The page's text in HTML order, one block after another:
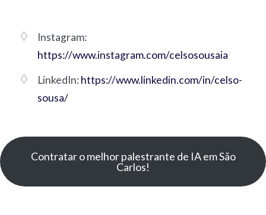
Instagram:
https://www.instagram.com/celsosousaia
LinkedIn:https://www.linkedin.com/in/celso-
sousa/
Contratar o melhor palestrante de IA em São
Carlos!